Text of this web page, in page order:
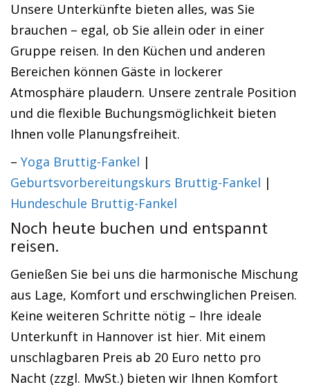
Unsere Unterkünfte bieten alles, was Sie
brauchen – egal, ob Sie allein oder in einer
Gruppe reisen. In den Küchen und anderen
Bereichen können Gäste in lockerer
Atmosphäre plaudern. Unsere zentrale Position
und die flexible Buchungsmöglichkeit bieten
Ihnen volle Planungsfreiheit.
– Yoga Bruttig-Fankel |
Geburtsvorbereitungskurs Bruttig-Fankel |
Hundeschule Bruttig-Fankel
Noch heute buchen und entspannt
reisen.
Genießen Sie bei uns die harmonische Mischung
aus Lage, Komfort und erschwinglichen Preisen.
Keine weiteren Schritte nötig – Ihre ideale
Unterkunft in Hannover ist hier. Mit einem
unschlagbaren Preis ab 20 Euro netto pro
Nacht (zzgl. MwSt.) bieten wir Ihnen Komfort